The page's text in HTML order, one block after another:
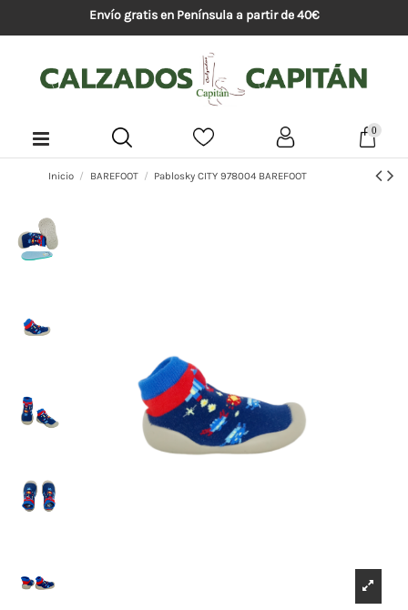
Envío gratis en Península a partir de 40€
0
Inicio BAREFOOT Pablosky CITY 978004 BAREFOOT